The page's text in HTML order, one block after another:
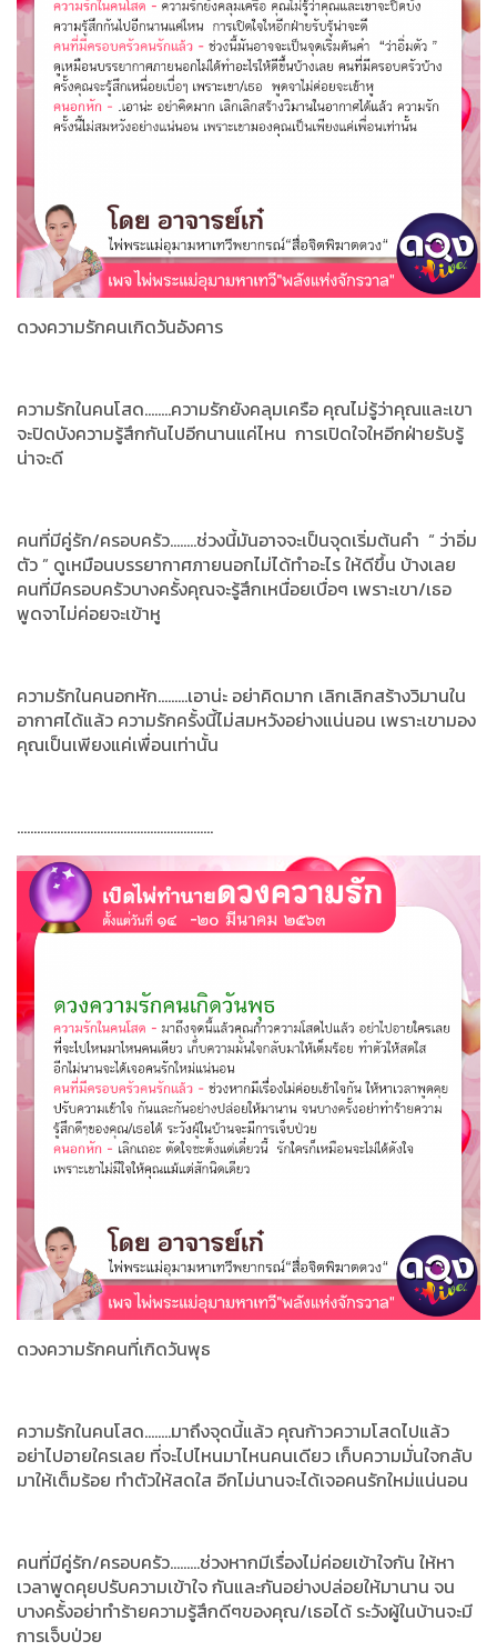
ดวงความรักคนเกิดวันอังคาร
ความรักในคนโสด........ความรักยังคลุมเครือ คุณไม่รู้ว่าคุณและเขา
จะปิดบังความรู้สึกกันไปอีกนานแค่ไหน การเปิดใจใหอีกฝ่ายรับรู้
น่าจะดี
คนที่มีคู่รัก/ครอบครัว........ช่วงนี้มันอาจจะเป็นจุดเริ่มต้นคำ “ ว่าอิ่ม
ตัว ” ดูเหมือนบรรยากาศภายนอกไม่ได้ทำอะไร ให้ดีขึ้น บ้างเลย
คนที่มีครอบครัวบางครั้งคุณจะรู้สึกเหนื่อยเบื่อๆ เพราะเขา/เธอ
พูดจาไม่ค่อยจะเข้าหู
ความรักในคนอกหัก.........เอาน่ะ อย่าคิดมาก เลิกเลิกสร้างวิมานใน
อากาศได้แล้ว ความรักครั้งนี้ไม่สมหวังอย่างแน่นอน เพราะเขามอง
คุณเป็นเพียงแค่เพื่อนเท่านั้น
...........................................................
ดวงความรักคนที่เกิดวันพุธ
ความรักในคนโสด........มาถึงจุดนี้แล้ว คุณก้าวความโสดไปแล้ว
อย่าไปอายใครเลย ที่จะไปไหนมาไหนคนเดียว เก็บความมั่นใจกลับ
มาให้เต็มร้อย ทำตัวให้สดใส อีกไม่นานจะได้เจอคนรักใหม่แน่นอน
คนที่มีคู่รัก/ครอบครัว.........ช่วงหากมีเรื่องไม่ค่อยเข้าใจกัน ให้หา
เวลาพูดคุยปรับความเข้าใจ กันและกันอย่างปล่อยให้มานาน จน
บางครั้งอย่าทำร้ายความรู้สึกดีๆของคุณ/เธอได้ ระวังผู้ในบ้านจะมี
การเจ็บป่วย